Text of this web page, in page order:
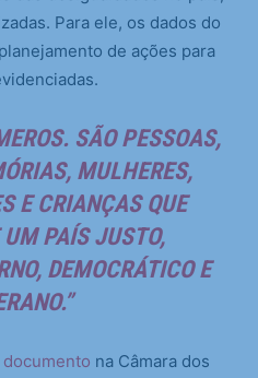
Para ele, os dados do
de ações para
SÃO PESSOAS,
MULHERES,
E CRIANÇAS QUE
PAÍS JUSTO,
DEMOCRÁTICO E
na Câmara dos